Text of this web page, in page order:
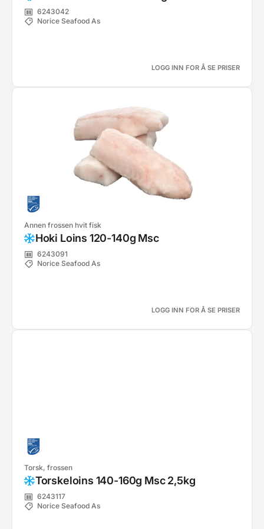
6243042
Norice Seafood As
LOGG INN FOR Å SE PRISER
Annen frossen hvit fisk
Hoki Loins 120-140g Msc
6243091
Norice Seafood As
LOGG INN FOR Å SE PRISER
Torsk, frossen
Torskeloins 140-160g Msc 2,5kg
6243117
Norice Seafood As